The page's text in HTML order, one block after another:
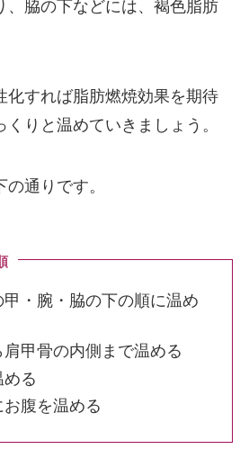
、脇の下などには、褐色脂肪
化すれば脂肪燃焼効果を期待
りと温めていきましょう。
通りです。
・腕・脇の下の順に温め
甲骨の内側まで温める
る
腹を温める